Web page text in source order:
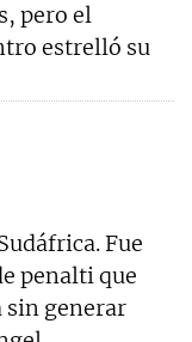
pero el
estrelló su
Fue
penalti que
sin generar